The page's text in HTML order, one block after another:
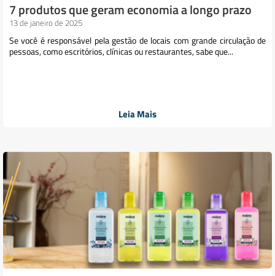
7 produtos que geram economia a longo prazo
13 de janeiro de 2025
Se você é responsável pela gestão de locais com grande circulação de
pessoas, como escritórios, clínicas ou restaurantes, sabe que...
Leia Mais